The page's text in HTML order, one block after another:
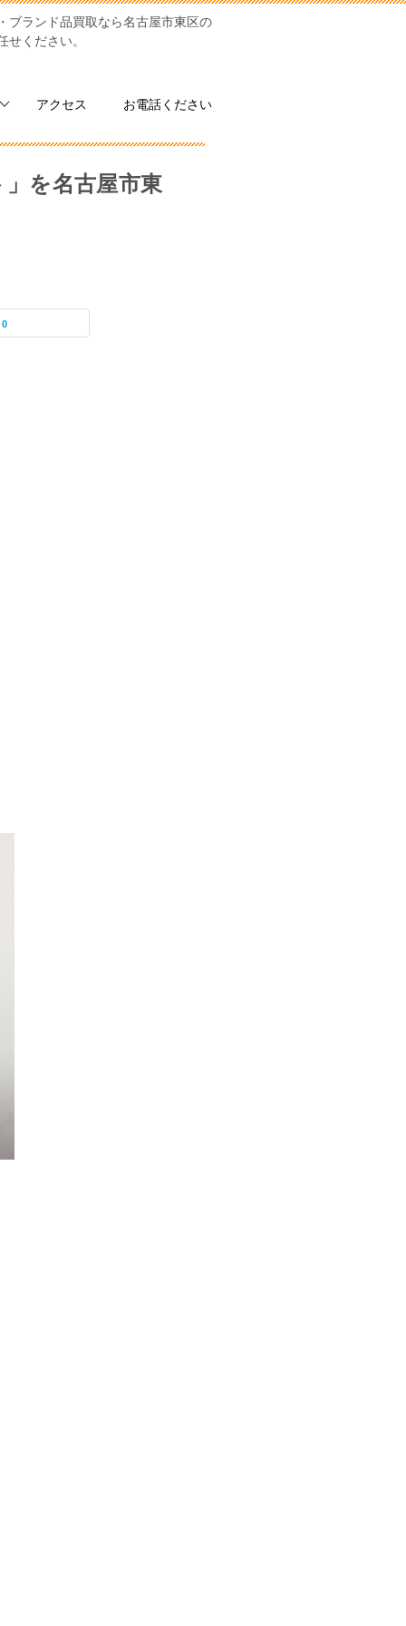
ブランド品買取なら名古屋市東区の
ください。
アクセス お電話ください
を名古屋市東
0